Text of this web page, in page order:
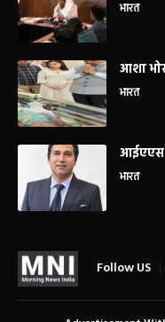
भारत
आशा
भारत
आईएएस
भारत
Follow US